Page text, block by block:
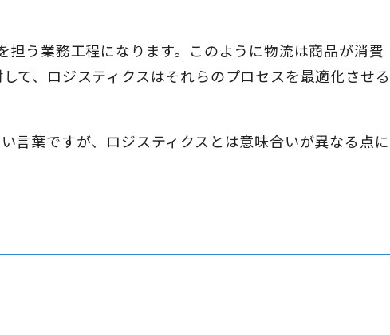
う業務工程になります。このように物流は商品が消費
て、ロジスティクスはそれらのプロセスを最適化させる
言葉ですが、ロジスティクスとは意味合いが異なる点に